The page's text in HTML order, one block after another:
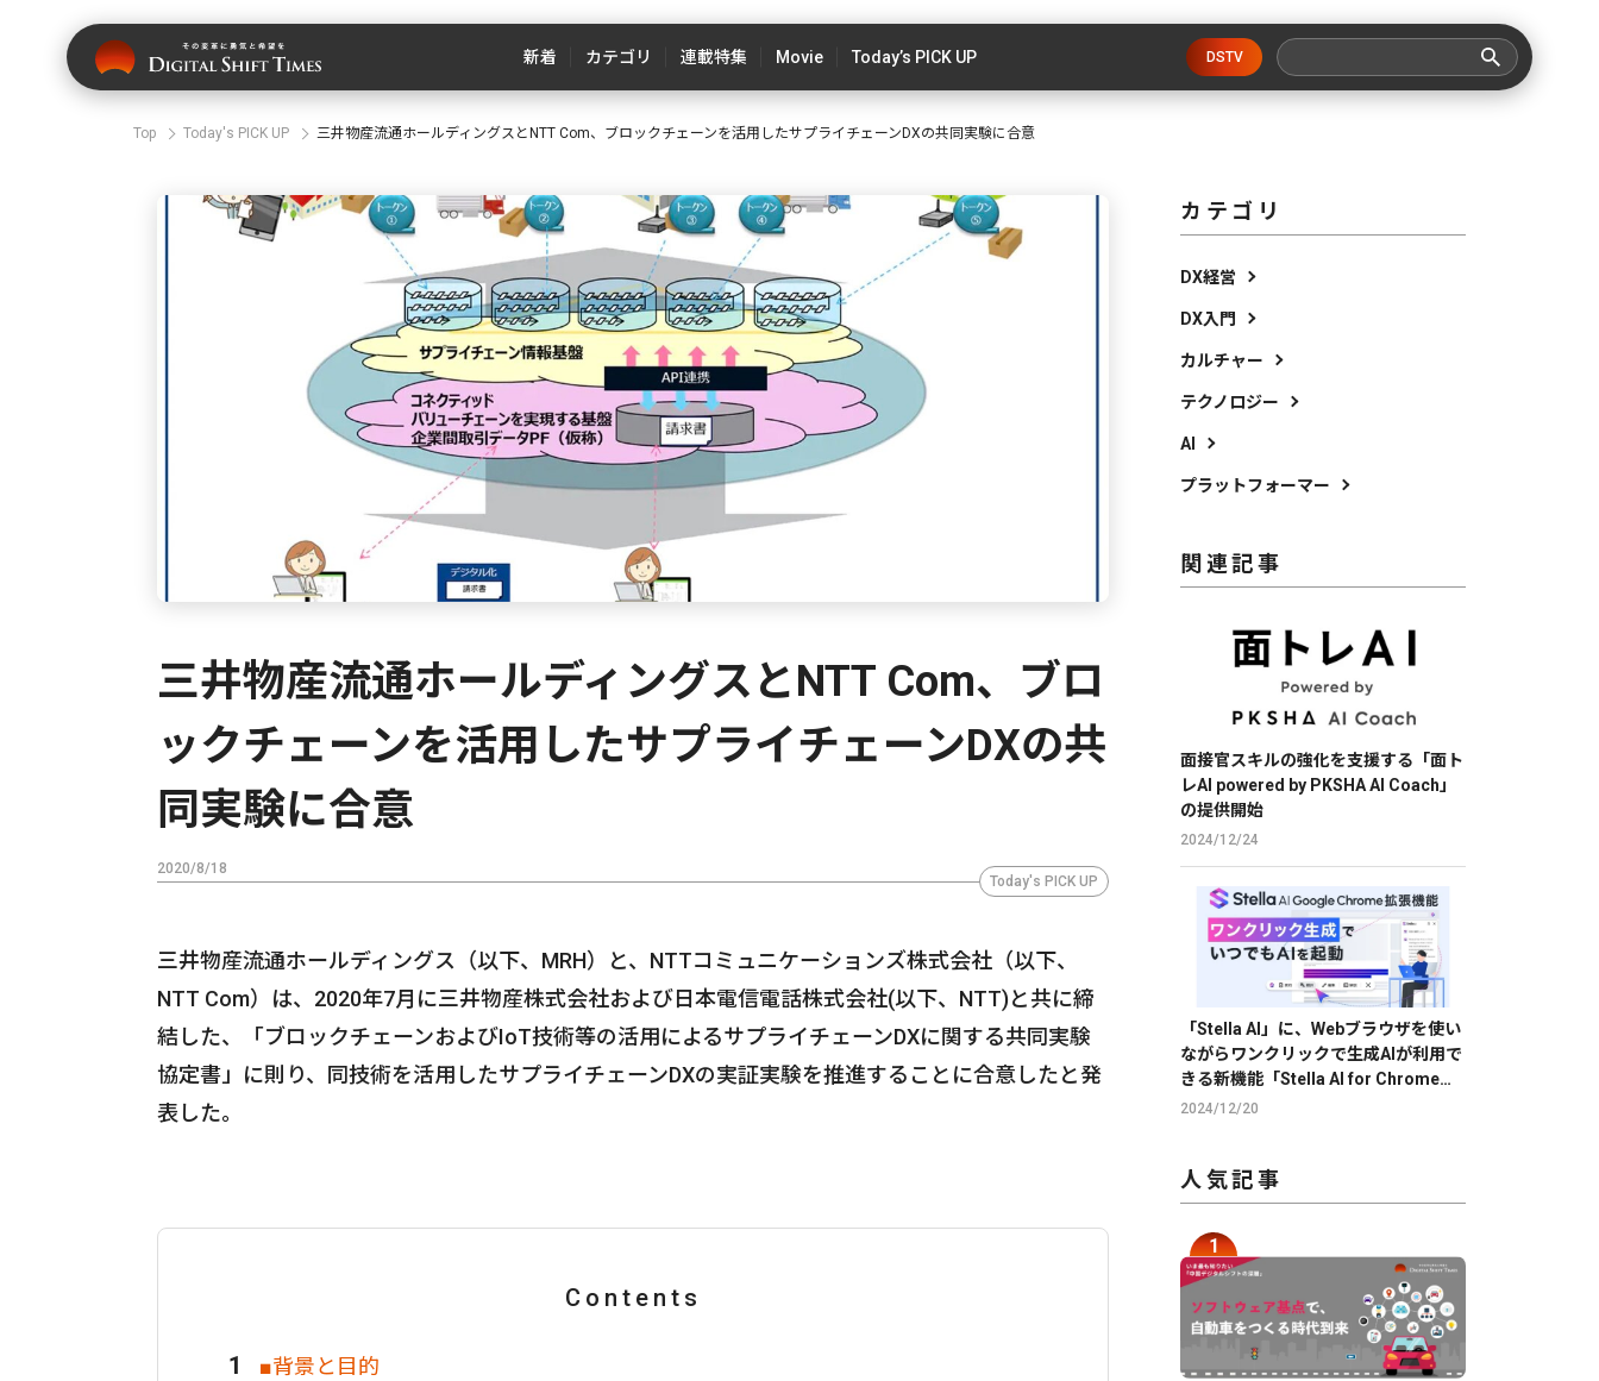
新着 カテゴリ 連載特集 Movie Today’s PICK UP DSTV
Top Today's PICK UP 三井物産流通ホールディングスとNTT Com、ブロックチェーンを活用したサプライチェーンDXの共同実験に合意
三井物産流通ホールディングスとNTT Com、ブロ
ックチェーンを活用したサプライチェーンDXの共
同実験に合意
2020/8/18
Today's PICK UP
三井物産流通ホールディングス（以下、MRH）と、NTTコミュニケーションズ株式会社（以下、
NTT Com）は、2020年7月に三井物産株式会社および日本電信電話株式会社(以下、NTT)と共に締
結した、「ブロックチェーンおよびIoT技術等の活用によるサプライチェーンDXに関する共同実験
協定書」に則り、同技術を活用したサプライチェーンDXの実証実験を推進することに合意したと発
表した。
Contents
■背景と目的
カテゴリ
DX経営
DX入門
カルチャー
テクノロジー
AI
プラットフォーマー
関連記事
面接官スキルの強化を支援する「面ト
レAI powered by PKSHA AI Coach」
の提供開始
2024/12/24
「Stella AI」に、Webブラウザを使い
ながらワンクリックで生成AIが利用で
きる新機能「Stella AI for Chrome」
のβ版を提供
2024/12/20
人気記事